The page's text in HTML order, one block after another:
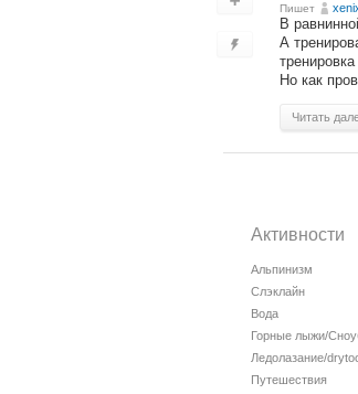
Пишет
В
А
Но как
Читать
Активности
Альпинизм
Слэклайн
Вода
Горные лыжи/
Ледолазание/
Путешествия